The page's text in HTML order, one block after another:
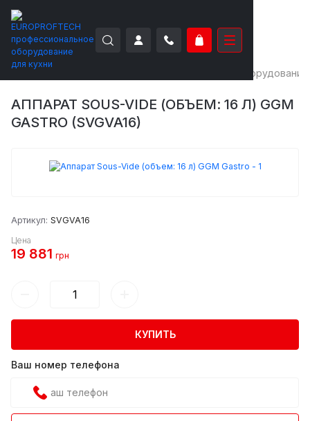
EUROPROFTECH
АППАРАТ SOUS-VIDE (ОБЪЕМ: 16 Л) GGM
GASTRO (SVGVA16)
Артикул: SVGVA16
Цена
19 881 грн
КУПИТЬ
Ваш номер телефона